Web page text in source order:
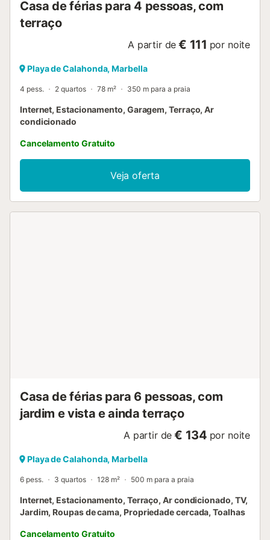
corredor e...
Casa de férias para 4 pessoas, com
terraço
A partir de € 111 por noite
Playa de Calahonda, Marbella
4 pess. 2 quartos 78 m² 350 m para a praia
Internet, Estacionamento, Garagem, Terraço, Ar
condicionado
Cancelamento Gratuito
Veja oferta
Casa de férias para 6 pessoas, com
jardim e vista e ainda terraço
A partir de € 134 por noite
Playa de Calahonda, Marbella
6 pess. 3 quartos 128 m² 500 m para a praia
Internet, Estacionamento, Terraço, Ar condicionado, TV,
Jardim, Roupas de cama, Propriedade cercada, Toalhas
Cancelamento Gratuito